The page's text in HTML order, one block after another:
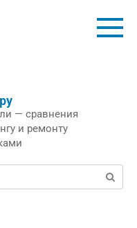
— сравнения
и ремонту